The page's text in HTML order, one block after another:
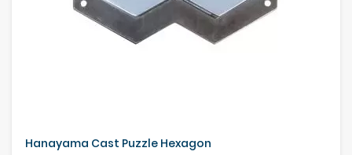
Hanayama Cast Puzzle Hexagon